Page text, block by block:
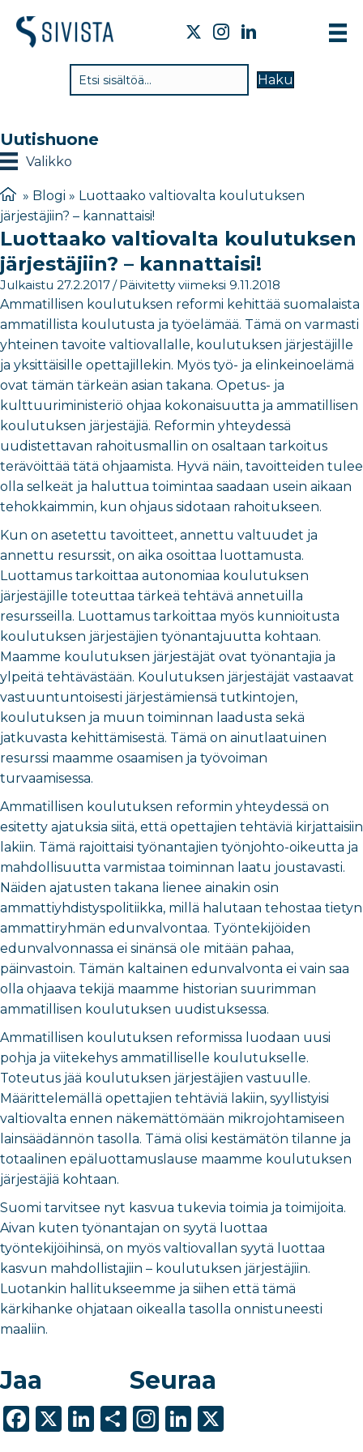
Haku
Uutishuone
Valikko
» Blogi » Luottaako valtiovalta koulutuksen
järjestäjiin? – kannattaisi!
Luottaako valtiovalta koulutuksen
järjestäjiin? – kannattaisi!
Julkaistu 27.2.2017/ Päivitetty viimeksi 9.11.2018
Ammatillisen koulutuksen reformi kehittää suomalaista
ammatillista koulutusta ja työelämää. Tämä on varmasti
yhteinen tavoite valtiovallalle, koulutuksen järjestäjille
ja yksittäisille opettajillekin. Myös työ- ja elinkeinoelämä
ovat tämän tärkeän asian takana. Opetus- ja
kulttuuriministeriö ohjaa kokonaisuutta ja ammatillisen
koulutuksen järjestäjiä. Reformin yhteydessä
uudistettavan rahoitusmallin on osaltaan tarkoitus
terävöittää tätä ohjaamista. Hyvä näin, tavoitteiden tulee
olla selkeät ja haluttua toimintaa saadaan usein aikaan
tehokkaimmin, kun ohjaus sidotaan rahoitukseen.
Kun on asetettu tavoitteet, annettu valtuudet ja
annettu resurssit, on aika osoittaa luottamusta.
Luottamus tarkoittaa autonomiaa koulutuksen
järjestäjille toteuttaa tärkeä tehtävä annetuilla
resursseilla. Luottamus tarkoittaa myös kunnioitusta
koulutuksen järjestäjien työnantajuutta kohtaan.
Maamme koulutuksen järjestäjät ovat työnantajia ja
ylpeitä tehtävästään. Koulutuksen järjestäjät vastaavat
vastuuntuntoisesti järjestämiensä tutkintojen,
koulutuksen ja muun toiminnan laadusta sekä
jatkuvasta kehittämisestä. Tämä on ainutlaatuinen
resurssi maamme osaamisen ja työvoiman
turvaamisessa.
Ammatillisen koulutuksen reformin yhteydessä on
esitetty ajatuksia siitä, että opettajien tehtäviä kirjattaisiin
lakiin. Tämä rajoittaisi työnantajien työnjohto-oikeutta ja
mahdollisuutta varmistaa toiminnan laatu joustavasti.
Näiden ajatusten takana lienee ainakin osin
ammattiyhdistyspolitiikka, millä halutaan tehostaa tietyn
ammattiryhmän edunvalvontaa. Työntekijöiden
edunvalvonnassa ei sinänsä ole mitään pahaa,
päinvastoin. Tämän kaltainen edunvalvonta ei vain saa
olla ohjaava tekijä maamme historian suurimman
ammatillisen koulutuksen uudistuksessa.
Ammatillisen koulutuksen reformissa luodaan uusi
pohja ja viitekehys ammatilliselle koulutukselle.
Toteutus jää koulutuksen järjestäjien vastuulle.
Määrittelemällä opettajien tehtäviä lakiin, syyllistyisi
valtiovalta ennen näkemättömään mikrojohtamiseen
lainsäädännön tasolla. Tämä olisi kestämätön tilanne ja
totaalinen epäluottamuslause maamme koulutuksen
järjestäjiä kohtaan.
Suomi tarvitsee nyt kasvua tukevia toimia ja toimijoita.
Aivan kuten työnantajan on syytä luottaa
työntekijöihinsä, on myös valtiovallan syytä luottaa
kasvun mahdollistajiin – koulutuksen järjestäjiin.
Luotankin hallitukseemme ja siihen että tämä
kärkihanke ohjataan oikealla tasolla onnistuneesti
maaliin.
Jaa
F
X
Li S
Seuraa
In Li